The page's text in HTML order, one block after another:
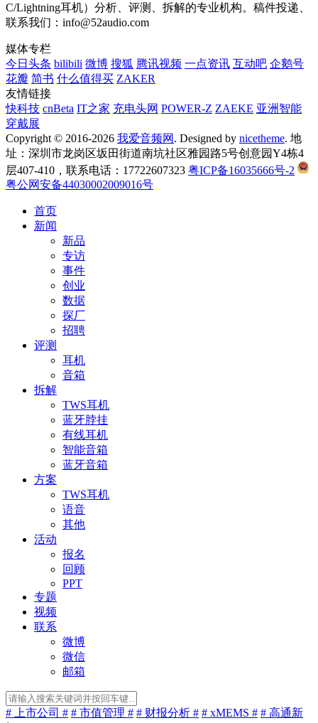
C/Lightning耳机）分析、评测、拆解的专业机构。稿件投递、
联系我们：info@52audio.com
媒体专栏
今日头条 bilibili 微博 搜狐 腾讯视频 一点资讯 互动吧 企鹅号
花瓣 简书 什么值得买 ZAKER
友情链接
快科技 cnBeta IT之家 充电头网 POWER-Z ZAEKE 亚洲智能
穿戴展
Copyright © 2016-2026 我爱音频网 . Designed by nicetheme. 地
址：深圳市龙岗区坂田街道南坑社区雅园路5号创意园Y4栋4
层407-410，联系电话：17722607323 粤ICP备16035666号-2
粤公网安备44030002009016号
首页
新闻
新品
专访
事件
创业
数据
探厂
招聘
评测
耳机
音箱
拆解
TWS耳机
蓝牙脖挂
有线耳机
智能音箱
蓝牙音箱
方案
TWS耳机
语音
其他
活动
报名
回顾
PPT
专题
视频
联系
微博
微信
邮箱
# 上市公司 # # 市值管理 # # 财报分析 # # xMEMS # # 高通新